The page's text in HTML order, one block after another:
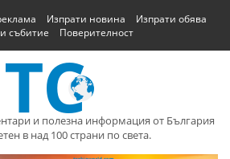
Изпрати новина
Изпрати обява
събитие
Поверителност
и полезна информация от България
в над 100 страни по света.